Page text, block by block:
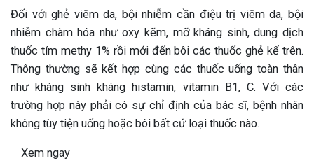
Đối với ghẻ viêm da, bội nhiễm cần điệu trị viêm da, bội
nhiễm chàm hóa như oxy kẽm, mỡ kháng sinh, dung dịch
thuốc tím methy 1% rồi mới đến bôi các thuốc ghẻ kể trên.
Thông thường sẽ kết hợp cùng các thuốc uống toàn thân
như kháng sinh kháng histamin, vitamin B1, C. Với các
trường hợp này phải có sự chỉ định của bác sĩ, bệnh nhân
không tùy tiện uống hoặc bôi bất cứ loại thuốc nào.
Xem ngay